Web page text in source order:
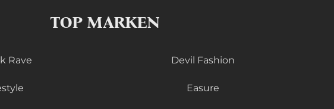
TOP MARKEN
Rave Devil Fashion
Easure